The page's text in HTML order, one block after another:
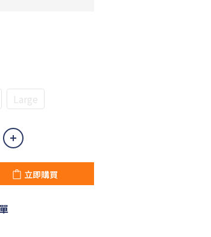
Large
立即購買